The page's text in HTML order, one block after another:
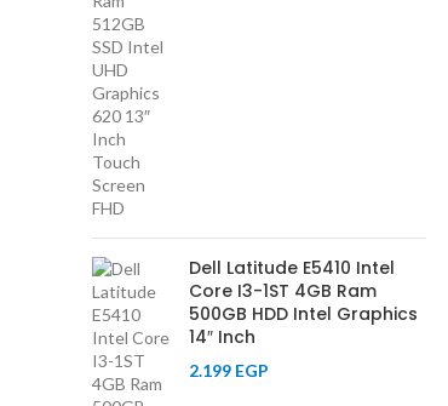
Dell Latitude E5410 Intel
Core I3-1ST 4GB Ram
500GB HDD Intel Graphics
14″ Inch
2.199 EGP